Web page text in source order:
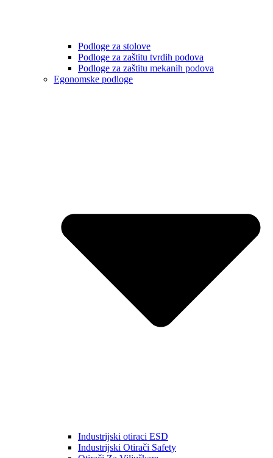
Podloge za stolove
Podloge za zaštitu tvrdih podova
Podloge za zaštitu mekanih podova
Egonomske podloge
Industrijski otiraci ESD
Industrijski Otirači Safety